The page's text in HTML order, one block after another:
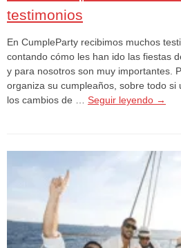
testimonios
En CumpleParty recibimos muchos
contando cómo les han ido las fiestas
y para nosotros son muy importantes.
organiza su cumpleaños, sobre todo si
los cambios de … Seguir leyendo →